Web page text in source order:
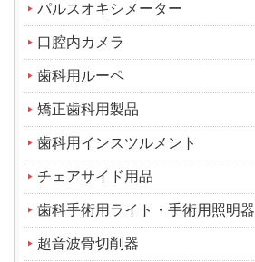
パルスオキシメーター
口腔内カメラ
歯科用ルーペ
矯正歯科用製品
歯科用インスツルメント
チェアサイド用品
歯科手術用ライト・手術用照明器
超音波骨切削器